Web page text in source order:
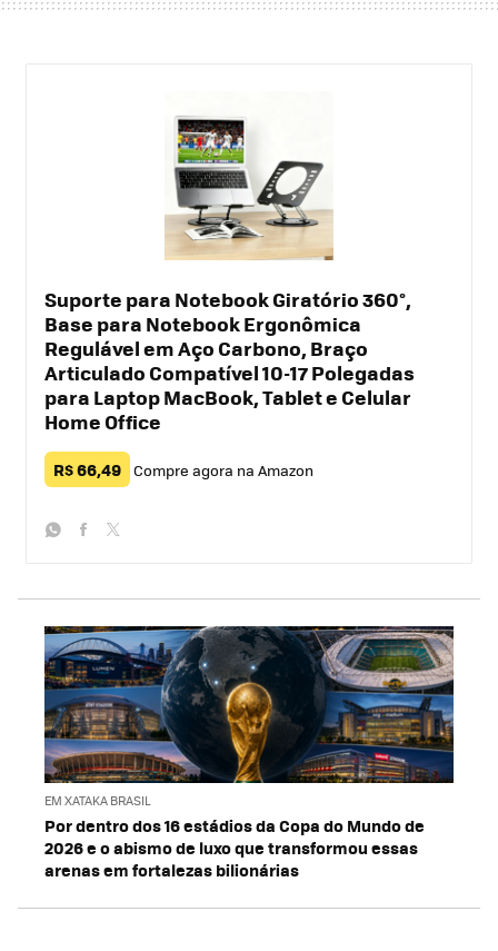
Suporte para Notebook Giratório 360°,
Base para Notebook Ergonômica
Regulável em Aço Carbono, Braço
Articulado Compatível 10-17 Polegadas
para Laptop MacBook, Tablet e Celular
Home Office
R$ 66,49 Compre agora na Amazon
EM XATAKA BRASIL
Por dentro dos 16 estádios da Copa do Mundo de
2026 e o abismo de luxo que transformou essas
arenas em fortalezas bilionárias